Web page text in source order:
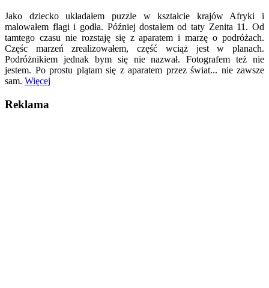
Jako dziecko układałem puzzle w kształcie krajów Afryki i
malowałem flagi i godła. Później dostałem od taty Zenita 11. Od
tamtego czasu nie rozstaję się z aparatem i marzę o podróżach.
Częśc marzeń zrealizowałem, część wciąż jest w planach.
Podróżnikiem jednak bym się nie nazwał. Fotografem też nie
jestem. Po prostu plątam się z aparatem przez świat... nie zawsze
sam. Więcej
Reklama